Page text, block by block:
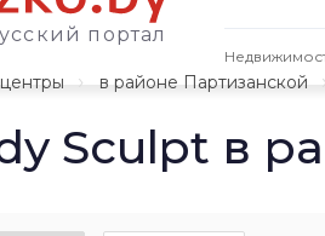
портал
в районе Партизанской
Sculpt в